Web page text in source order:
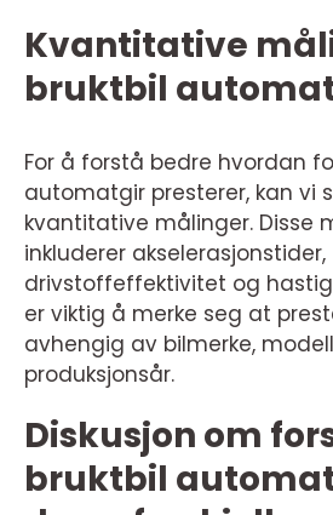
Kvantitative
bruktbil
For å forstå bedre hvordan
automatgir presterer, kan vi
kvantitative målinger. Disse
inkluderer akselerasjonstider,
drivstoffeffektivitet og
er viktig å merke seg at
avhengig av bilmerke,
produksjonsår.
Diskusjon om
bruktbil